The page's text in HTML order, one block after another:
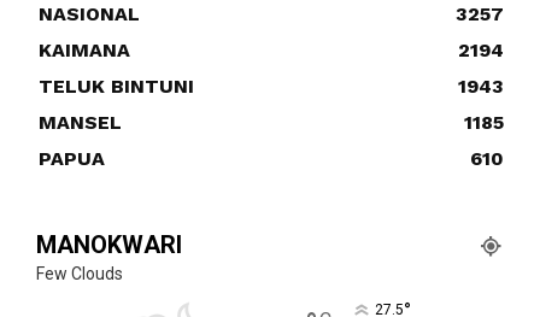
NASIONAL
3257
KAIMANA
2194
TELUK BINTUNI
1943
MANSEL
1185
PAPUA
610
MANOKWARI
Few Clouds
27.5°